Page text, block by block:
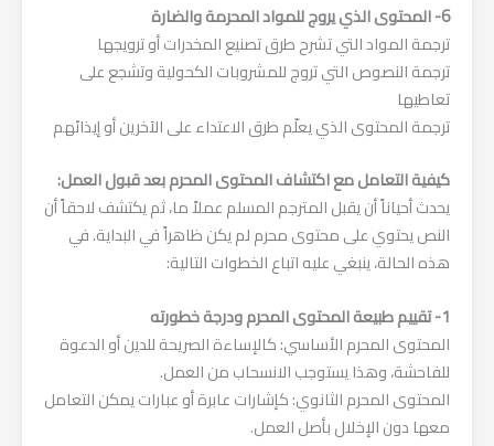
6- المحتوى الذي يروج للمواد المحرمة والضارة
ترجمة المواد التي تشرح طرق تصنيع المخدرات أو ترويجها
ترجمة النصوص التي تروج للمشروبات الكحولية وتشجع على
تعاطيها
ترجمة المحتوى الذي يعلّم طرق الاعتداء على الآخرين أو إيذائهم
كيفية التعامل مع اكتشاف المحتوى المحرم بعد قبول العمل:
يحدث أحياناً أن يقبل المترجم المسلم عملاً ما، ثم يكتشف لاحقاً أن
النص يحتوي على محتوى محرم لم يكن ظاهراً في البداية. في
هذه الحالة، ينبغي عليه اتباع الخطوات التالية:
1- تقييم طبيعة المحتوى المحرم ودرجة خطورته
المحتوى المحرم الأساسي: كالإساءة الصريحة للدين أو الدعوة
للفاحشة، وهذا يستوجب الانسحاب من العمل.
المحتوى المحرم الثانوي: كإشارات عابرة أو عبارات يمكن التعامل
معها دون الإخلال بأصل العمل.